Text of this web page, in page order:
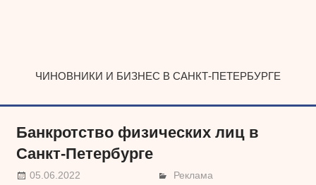
ЧИНОВНИКИ И БИЗНЕС В САНКТ-ПЕТЕРБУРГЕ
Банкротство физических лиц в
Санкт-Петербурге
05.06.2022 Реклама